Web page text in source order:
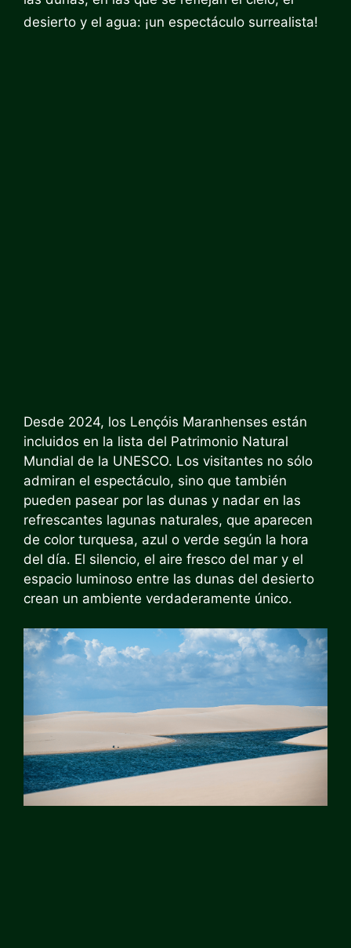
desierto y el agua: ¡un espectáculo surrealista!
Desde 2024, los Lençóis Maranhenses están
incluidos en la lista del Patrimonio Natural
Mundial de la UNESCO. Los visitantes no sólo
admiran el espectáculo, sino que también
pueden pasear por las dunas y nadar en las
refrescantes lagunas naturales, que aparecen
de color turquesa, azul o verde según la hora
del día. El silencio, el aire fresco del mar y el
espacio luminoso entre las dunas del desierto
crean un ambiente verdaderamente único.